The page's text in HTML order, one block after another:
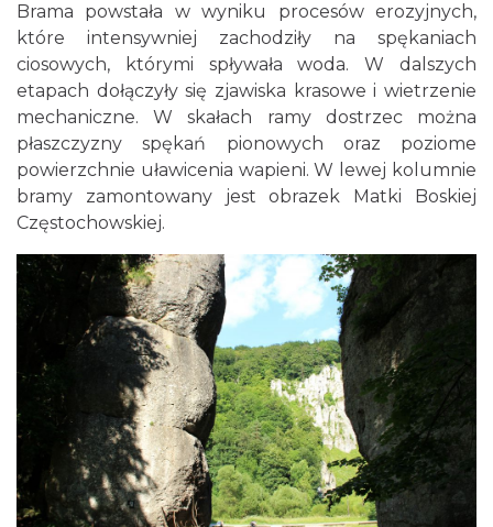
Brama powstała w wyniku procesów erozyjnych,
które intensywniej zachodziły na spękaniach
ciosowych, którymi spływała woda. W dalszych
etapach dołączyły się zjawiska krasowe i wietrzenie
mechaniczne. W skałach ramy dostrzec można
płaszczyzny spękań pionowych oraz poziome
powierzchnie uławicenia wapieni. W lewej kolumnie
bramy zamontowany jest obrazek Matki Boskiej
Częstochowskiej.